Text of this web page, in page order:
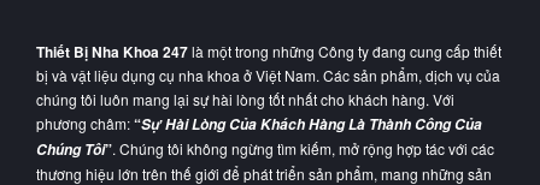
Thiết Bị Nha Khoa 247là một trong những Công ty đang cung cấp thiết
bị và vật liệu dụng cụ nha khoa ở Việt Nam. Các sản phẩm, dịch vụ của
chúng tôi luôn mang lại sự hài lòng tốt nhất cho khách hàng. Với
phương châm:“Sự Hài Lòng Của Khách Hàng Là Thành Công Của
Chúng Tôi”. Chúng tôi không ngừng tìm kiếm, mở rộng hợp tác với các
thương hiệu lớn trên thế giới để phát triển sản phẩm, mang những sản